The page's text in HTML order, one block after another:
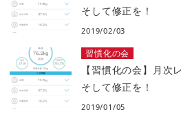
そして修正を！
2019/02/03
習慣化の会
【習慣化の会】月次
そして修正を！
2019/01/05